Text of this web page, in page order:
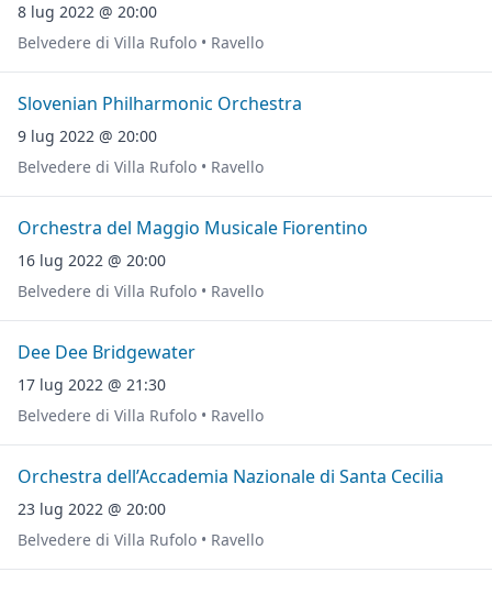
8 lug 2022 @ 20:00
Belvedere di Villa Rufolo • Ravello
Slovenian Philharmonic Orchestra
9 lug 2022 @ 20:00
Belvedere di Villa Rufolo • Ravello
Orchestra del Maggio Musicale Fiorentino
16 lug 2022 @ 20:00
Belvedere di Villa Rufolo • Ravello
Dee Dee Bridgewater
17 lug 2022 @ 21:30
Belvedere di Villa Rufolo • Ravello
Orchestra dell’Accademia Nazionale di Santa Cecilia
23 lug 2022 @ 20:00
Belvedere di Villa Rufolo • Ravello